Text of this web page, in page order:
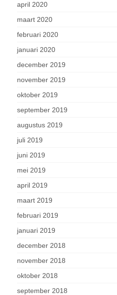
april 2020
maart 2020
februari 2020
januari 2020
december 2019
november 2019
oktober 2019
september 2019
augustus 2019
juli 2019
juni 2019
mei 2019
april 2019
maart 2019
februari 2019
januari 2019
december 2018
november 2018
oktober 2018
september 2018